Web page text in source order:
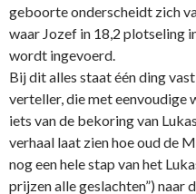
geboorte o­nderscheidt zich
waar Jozef in 18,2 plotseling
wordt ingevoerd.
Bij dit alles staat één ding
verteller, die met eenvoudige
iets van de bekoring van
verhaal laat zien hoe oud de
nog een hele stap van het
prijzen alle geslachten”) naar